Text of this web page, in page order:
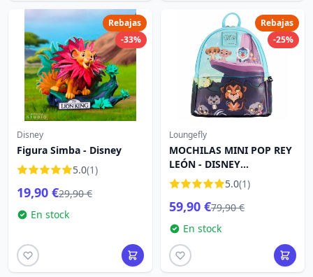
Rebajas
-33%
Disney
Figura Simba - Disney
5.0(1)
19,90 €29,90 €
En stock
Rebajas
-25%
Loungefly
MOCHILAS MINI POP REY
LEÓN - DISNEY
LOUNGEFLY5.0(1)
59,90 €79,90 €
En stock